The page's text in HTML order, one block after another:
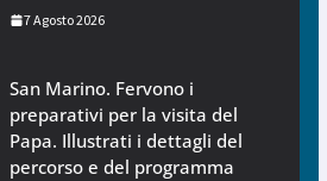
7 Agosto 2026
San Marino. Fervono i
preparativi per la visita del
Papa. Illustrati i dettagli del
percorso e del programma